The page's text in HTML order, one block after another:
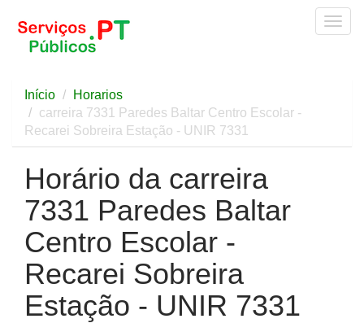
Início
Horarios
carreira 7331 Paredes Baltar Centro Escolar -
Recarei Sobreira Estação - UNIR 7331
Horário da carreira
7331 Paredes Baltar
Centro Escolar -
Recarei Sobreira
Estação - UNIR 7331